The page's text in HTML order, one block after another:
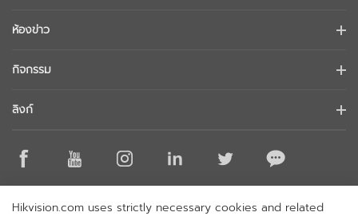
Hikvision.com uses strictly necessary cookies and related
การรักษาความปลอดภัยทางไซเบอร์
ความยั่งยืน
ติดต่อเรา
ห้องข่าว
เรื่องราวความสำเร็จ
กิจกรรม
ลิงก์
สถานที่ซื้อ
ติดต่อเรา